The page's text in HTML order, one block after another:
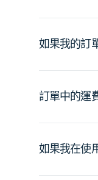
如果我的訂
訂單中的運
如果我在使